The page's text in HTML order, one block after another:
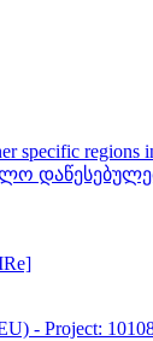
regions in
- Project: